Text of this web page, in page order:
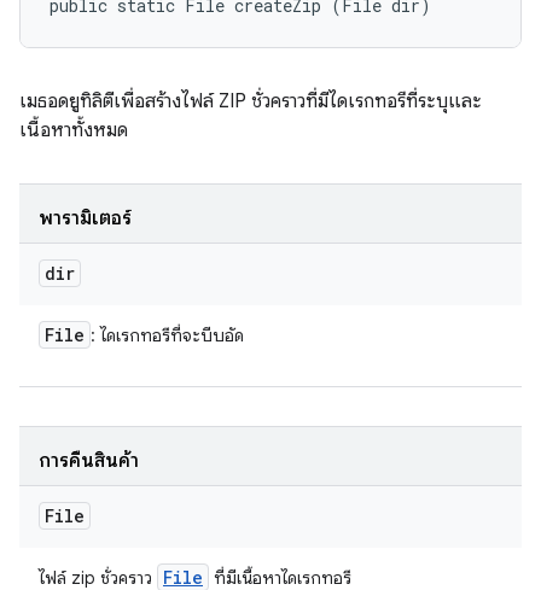
public static File createZip (File dir)
เมธอดยูทิลิตีเพื่อสร้างไฟล์ ZIP ชั่วคราวที่มีไดเรกทอรีที่ระบุและ
เนื้อหาทั้งหมด
พารามิเตอร์
dir
File : ไดเรกทอรีที่จะบีบอัด
การคืนสินค้า
File
ไฟล์ zip ชั่วคราว File ที่มีเนื้อหาไดเรกทอรี